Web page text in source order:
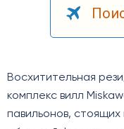
Восхитительная
комплекс вилл
павильонов,